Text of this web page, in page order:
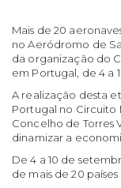
Mais de 20
no Aeródromo de
da organização do
em Portugal, de 4 a
A realização desta
Portugal no Circuito
Concelho de Torres
dinamizar a
De 4 a 10 de
de mais de 20